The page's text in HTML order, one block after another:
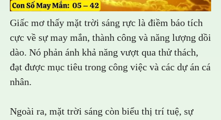
Giấc mơ thấy mặt trời sáng rực là điềm báo tích
cực về sự may mắn, thành công và năng lượng dồi
dào. Nó phản ánh khả năng vượt qua thử thách,
đạt được mục tiêu trong công việc và các dự án cá
nhân.
Ngoài ra, mặt trời sáng còn biểu thị trí tuệ, sự